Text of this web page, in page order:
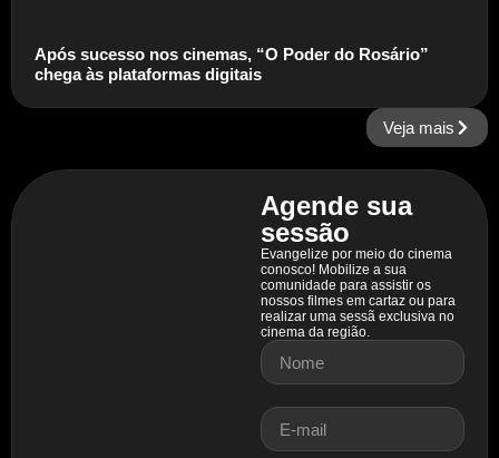
Após sucesso nos cinemas, “O Poder do Rosário”
chega às plataformas digitais
Veja mais
Agende sua
sessão
Evangelize por meio do cinema
conosco! Mobilize a sua
comunidade para assistir os
nossos filmes em cartaz ou para
realizar uma sessã exclusiva no
cinema da região.